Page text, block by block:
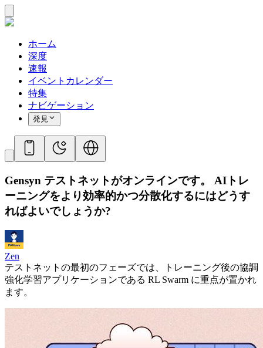
ホーム
深度
速報
イベントカレンダー
特集
ナビゲーション
発見
Gensyn テストネットがオンラインです。 AIトレ
ーニングをより効率的かつ分散化するにはどうす
ればよいでしょうか?
Zen
テストネットの最初のフェーズでは、トレーニング後の協調
強化学習アプリケーションである RL Swarm に重点が置かれ
ます。